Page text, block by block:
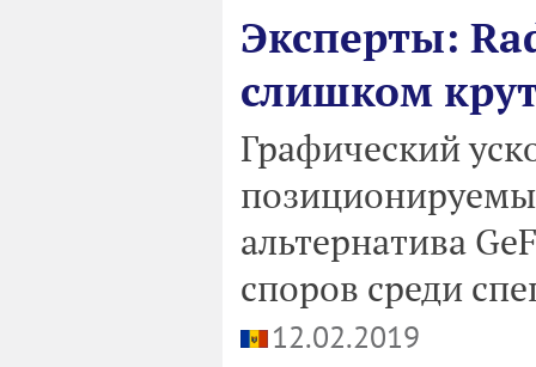
Эксперты:
слишком
Графический
альтернатива
споров среди
12.02.2019